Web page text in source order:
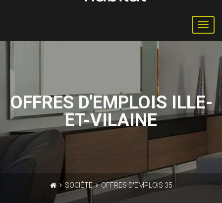
OFFRES D'EMPLOIS ILLE-
ET-VILAINE
SOCIÉTÉ OFFRES D'EMPLOIS 35